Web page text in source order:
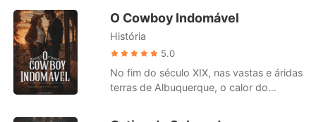
Baixar App
Romance
Bilionários
Ranking
O Cowboy Indomável
História
5.0
No fim do século XIX, nas vastas e áridas
terras de Albuquerque, o calor do